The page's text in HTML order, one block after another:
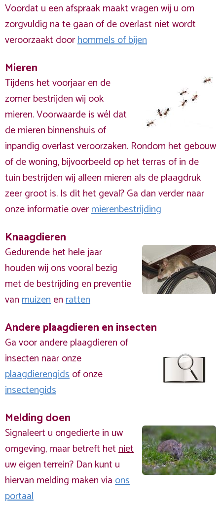
Voordat u een afspraak maakt vragen wij u om
zorgvuldig na te gaan of de overlast niet wordt
veroorzaakt doorhommels of bijen
Mieren
Tijdens het voorjaar en de
zomer bestrijden wij ook
mieren. Voorwaarde is wél dat
de mieren binnenshuis of
inpandig overlast veroorzaken. Rondom het gebouw
of de woning, bijvoorbeeld op het terras of in de
tuin bestrijden wij alleen mieren als de plaagdruk
zeer groot is. Is dit het geval? Ga dan verder naar
onze informatie overmierenbestrijding
Knaagdieren
Gedurende het hele jaar
houden wij ons vooral bezig
met de bestrijding en preventie
vanmuizenenratten
Andere plaagdieren en insecten
Ga voor andere plaagdieren of
insecten naar onze
plaagdierengidsof onze
insectengids
Melding doen
Signaleert u ongedierte in uw
omgeving, maar betreft hetniet
uw eigen terrein? Dan kunt u
hiervan melding maken viaons
portaal